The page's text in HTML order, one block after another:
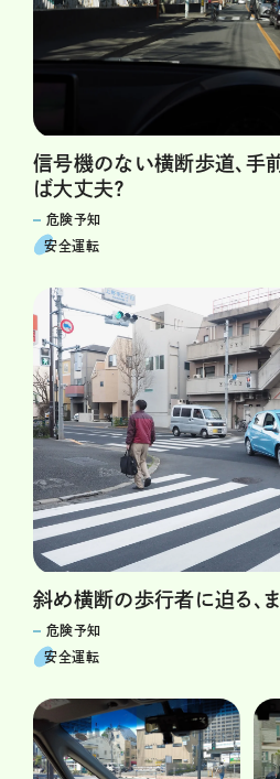
信号機のない横断歩道、手
ば大丈夫？
危険予知
安全運転
斜め横断の歩行者に迫る、
危険予知
安全運転